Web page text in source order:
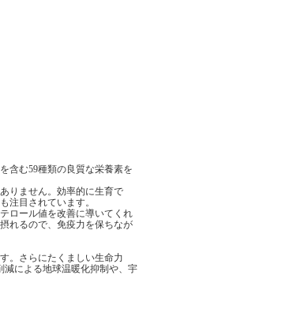
含む59種類の良質な栄養素を
りません。効率的に生育で
注目されています。
ロール値を改善に導いてくれ
れるので、免疫力を保ちなが
。さらにたくましい生命力
減による地球温暖化抑制や、宇